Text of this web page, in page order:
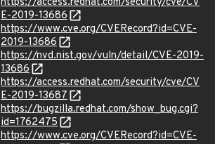
E-2019-13686
https://www.cve.org/CVERecord?id=CVE-
2019-13686
https://nvd.nist.gov/vuln/detail/CVE-2019-
13686
https://access.redhat.com/security/cve/CV
E-2019-13687
https://bugzilla.redhat.com/show_bug.cgi?
id=1762475
https://www.cve.org/CVERecord?id=CVE-